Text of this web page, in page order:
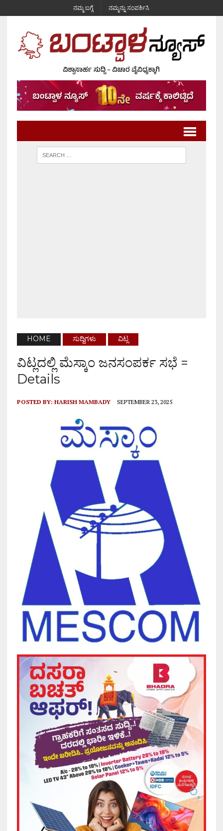
ನಮ್ಮ ಬಗ್ಗೆ ನಮ್ಮನ್ನು ಸಂಪರ್ಕಿಸಿ
HOME ಸುದ್ದಿಗಳು ವಿಟ್ಲ
ವಿಟ್ಲದಲ್ಲಿ ಮೆಸ್ಕಾಂ ಜನಸಂಪರ್ಕ ಸಭೆ =
Details
POSTED BY: HARISH MAMBADY SEPTEMBER 23, 2025